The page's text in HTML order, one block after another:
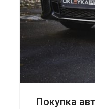
Покупка